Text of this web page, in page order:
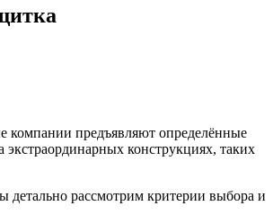
компании предъявляют определённые
конструкциях, таких
детально рассмотрим критерии выбора и